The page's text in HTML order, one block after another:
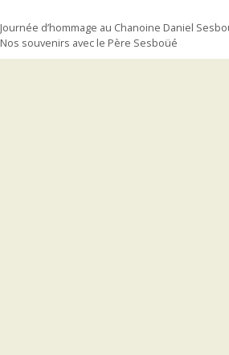
Journée d’hommage au Chanoine Daniel
Nos souvenirs avec le Père Sesboüé